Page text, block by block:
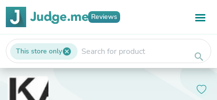
Reviews
This store onlycancel search